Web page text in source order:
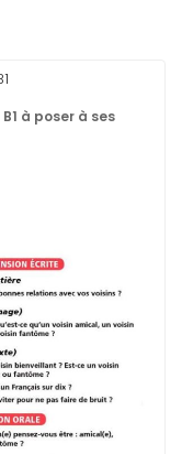
à poser à ses